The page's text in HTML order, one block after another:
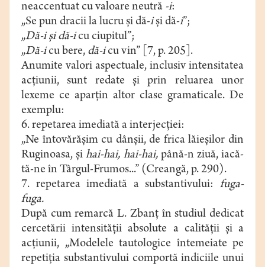
neaccentuat cu valoare neutră -i:
„Se pun dracii la lucru şi dă-işi dă-i”;
„Dă-i şi dă-icu ciupitul”;
„Dă-icu bere, dă-i cu vin” [7, p. 205].
Anumite valori aspectuale, inclusiv intensitatea
acţiunii, sunt redate şi prin reluarea unor
lexeme ce aparţin altor clase gramaticale. De
exemplu:
6. repetarea imediată a interjecţiei:
„Ne întovărăşim cu dânşii, de frica lăieşilor din
Ruginoasa, şihai-hai, hai-hai, până-n ziuă, iacă-
tă-ne în Târgul-Frumos...” (Creangă, p. 290).
7. repetarea imediată a substantivului:
fuga-
fuga.
După cum remarcă L. Zbanţ în studiul dedicat
cercetării intensităţii absolute a calităţii şi a
acţiunii, „Modelele tautologice întemeiate pe
repetiţia substantivului comportă indiciile unui